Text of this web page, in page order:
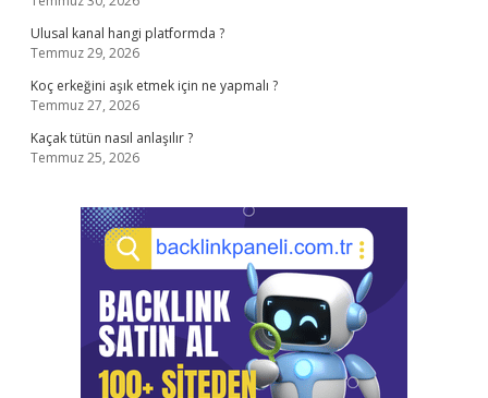
Ulusal kanal hangi platformda ?
Temmuz 29, 2026
Koç erkeğini aşık etmek için ne yapmalı ?
Temmuz 27, 2026
Kaçak tütün nasıl anlaşılır ?
Temmuz 25, 2026